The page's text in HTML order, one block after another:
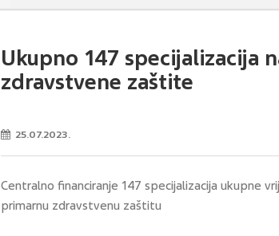
Ukupno 147 specijalizacija
zdravstvene zaštite
25.07.2023.
Centralno financiranje 147 specijalizacija ukupne
primarnu zdravstvenu zaštitu